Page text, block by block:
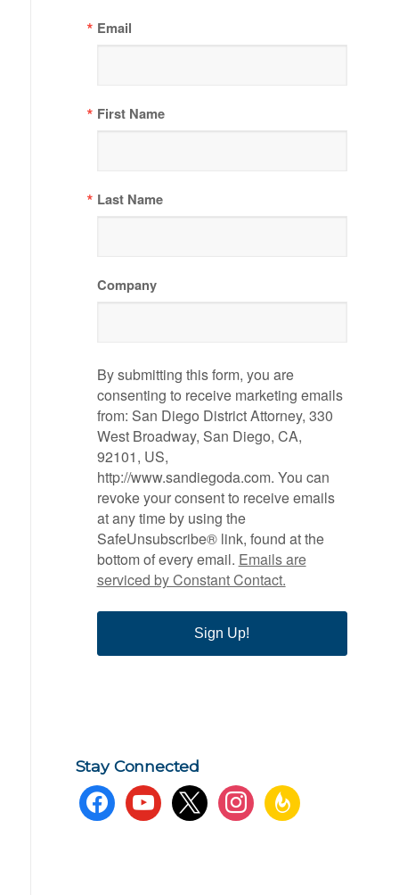
Email
First Name
Last Name
Company
By submitting this form, you are
consenting to receive marketing emails
from: San Diego District Attorney, 330
West Broadway, San Diego, CA,
92101, US,
http://www.sandiegoda.com. You can
revoke your consent to receive emails
at any time by using the
SafeUnsubscribe® link, found at the
bottom of every email. Emails are
serviced by Constant Contact.
Sign Up!
Stay Connected
facebookyoutube x instagramfeedburner